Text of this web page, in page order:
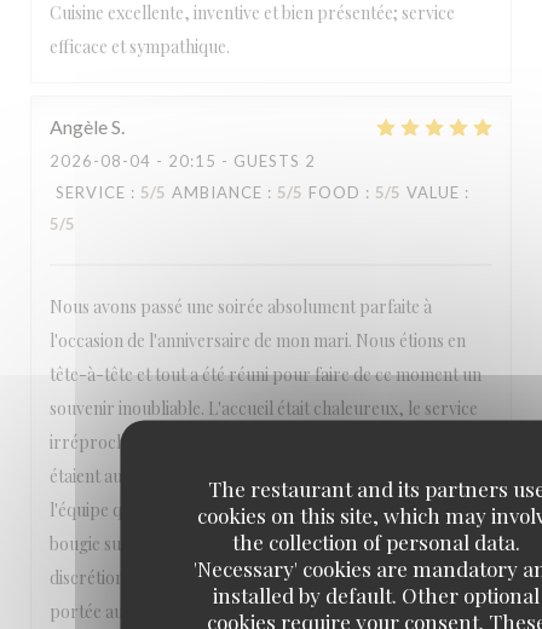
The restaurant and its partners
cookies on this site, which may
the collection of personal data.
'Necessary' cookies are mandatory
installed by default. Other optional
cookies require your consent.
Cuisine excellente, inventive et bien présentée; service
efficace et sympathique.
AngèleS
2026-08-04 - 20:15 - GUESTS 2
SERVICE : 5/5 AMBIANCE : 5/5 FOOD : 5/5 VALUE :
5/5
Nous avons passé une soirée absolument parfaite à
l'occasion de l'anniversaire de mon mari. Nous étions en
tête-à-tête et tout a été réuni pour faire de ce moment un
souvenir inoubliable. L'accueil était chaleureux, le service
irréprochable, attentif sans être envahissant, et les plats
étaient aussi beaux que délicieux. Un immense merci à toute
l'équipe qui a pris en compte ma demande d'apporter une
bougie sur le dessert. Tout a été fait avec beaucoup de
discrétion et d'élégance. Ce souci du détail et cette attention
portée aux clients font vraiment la différence. Nous nous